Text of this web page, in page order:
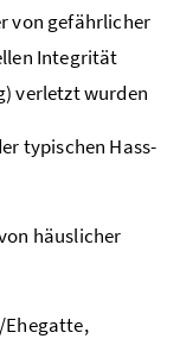
von gefährlicher
Integrität
verletzt wurden
typischen Hass-
häuslicher
Ehegatte,